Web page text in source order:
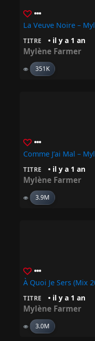
TITRE • il y a 1 an
Mylène Farmer
351K
TITRE • il y a 1 an
Mylène Farmer
3.9M
TITRE • il y a 1 an
Mylène Farmer
3.0M